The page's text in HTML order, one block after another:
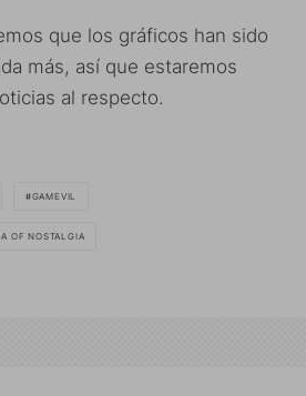
que los gráficos han sido
más, así que estaremos
al respecto.
GAMEVIL
OF NOSTALGIA